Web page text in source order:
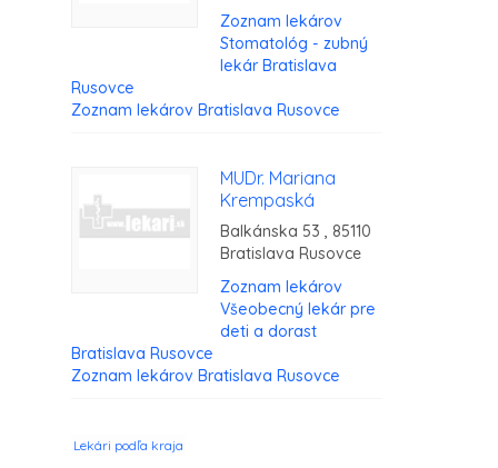
Zoznam lekárov
Stomatológ - zubný
lekár Bratislava
Rusovce
Zoznam lekárov Bratislava Rusovce
MUDr. Mariana
Krempaská
Balkánska 53 , 85110
Bratislava Rusovce
Zoznam lekárov
Všeobecný lekár pre
deti a dorast
Bratislava Rusovce
Zoznam lekárov Bratislava Rusovce
Lekári podľa kraja